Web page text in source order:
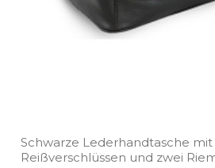
Schwarze Lederhandtasche mit
Reißverschlüssen und zwei